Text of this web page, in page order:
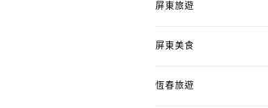
屏東旅遊
屏東美食
恆春旅遊